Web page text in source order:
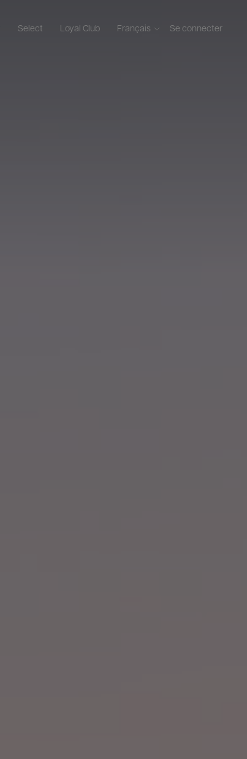
Select Loyal Club Français Se connecter